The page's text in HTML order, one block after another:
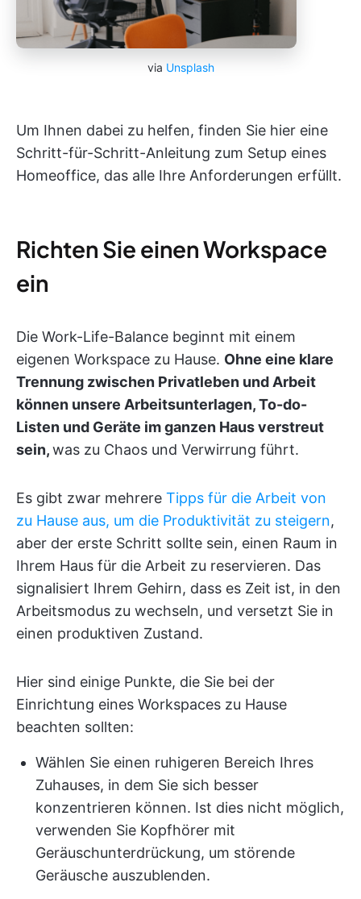
via Unsplash
Um Ihnen dabei zu helfen, finden Sie hier eine
Schritt-für-Schritt-Anleitung zum Setup eines
Homeoffice, das alle Ihre Anforderungen erfüllt.
Richten Sie einen Workspace
ein
Die Work-Life-Balance beginnt mit einem
eigenen Workspace zu Hause. Ohne eine klare
Trennung zwischen Privatleben und Arbeit
können unsere Arbeitsunterlagen, To-do-
Listen und Geräte im ganzen Haus verstreut
sein,was zu Chaos und Verwirrung führt.
Es gibt zwar mehrere Tipps für die Arbeit von
zu Hause aus, um die Produktivität zu steigern,
aber der erste Schritt sollte sein, einen Raum in
Ihrem Haus für die Arbeit zu reservieren. Das
signalisiert Ihrem Gehirn, dass es Zeit ist, in den
Arbeitsmodus zu wechseln, und versetzt Sie in
einen produktiven Zustand.
Hier sind einige Punkte, die Sie bei der
Einrichtung eines Workspaces zu Hause
beachten sollten:
Wählen Sie einen ruhigeren Bereich Ihres
Zuhauses, in dem Sie sich besser
konzentrieren können. Ist dies nicht möglich,
verwenden Sie Kopfhörer mit
Geräuschunterdrückung, um störende
Geräusche auszublenden.